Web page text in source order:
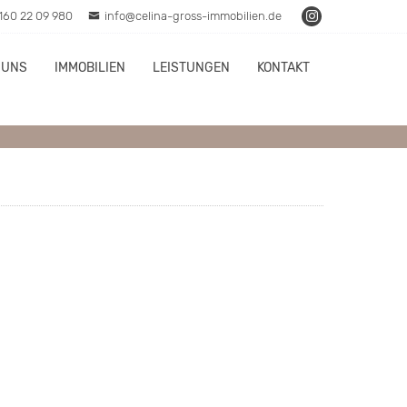
22 09 980 info@celina-gross-immobilien.de
IMMOBILIEN LEISTUNGEN KONTAKT